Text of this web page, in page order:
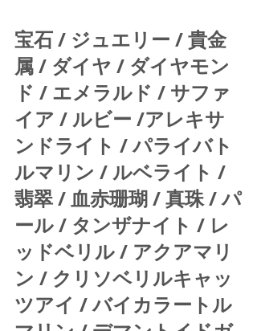
宝石 / ジュエリー / 貴金
属 / ダイヤ / ダイヤモン
ド / エメラルド / サファ
イア / ルビー /アレキサ
ンドライト / パライバト
ルマリン / ルベライト /
翡翠 / 血赤珊瑚 / 真珠 / パ
ール / タンザナイト / レ
ッドベリル / アクアマリ
ン / クリソベリルキャッ
ツアイ / バイカラートル